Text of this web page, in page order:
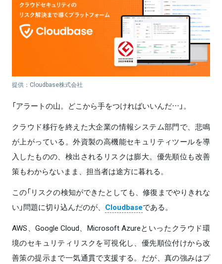
提供：Cloudbase株式会社
「アラートの山。どこから手をつければいいんだ…」。
クラウド移行を終えた大企業の情報システム部門で、悲鳴
が上がっている。外資製の高機能セキュリティツールを導
入したものの、検出されるリスクは膨大。優先順位も改善
策もわからないまま、担当者は途方に暮れる。
この「リスクの検知ができたとしても、修復までやりきれな
い」問題に切り込んだのが、 Cloudbaseである。
AWS、Google Cloud、Microsoft Azureといったクラウド環
境のセキュリティリスクを可視化し、優先順位付けから改
善策の提示まで一気通貫で支援する。だが、真の強みはプ